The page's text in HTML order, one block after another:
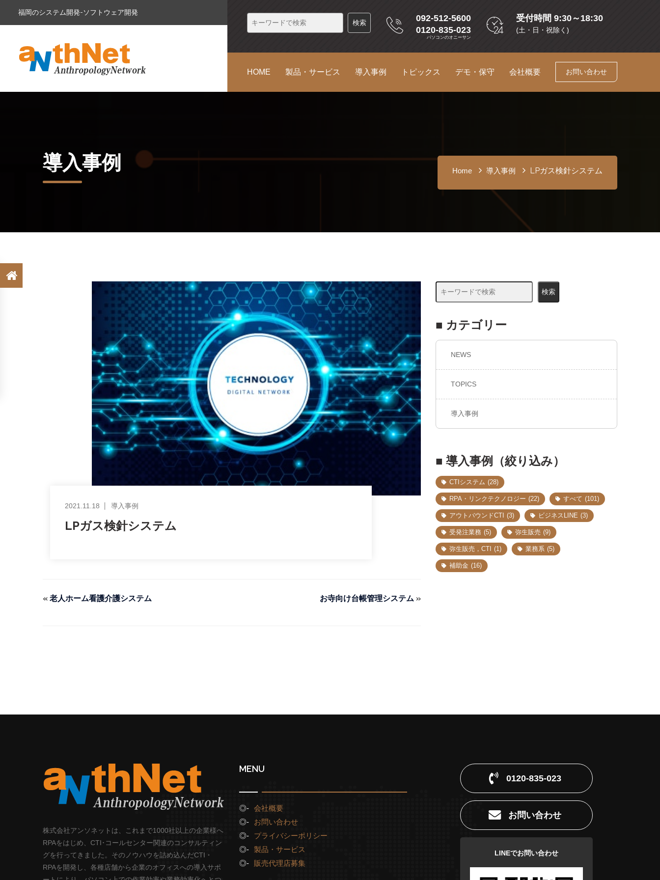
福岡のシステム開発-ソフトウェア開発
092-512-5600
0120-835-023
パソコンのオニーサン
受付時間 9:30～18:30
(土・日・祝除く)
HOME 製品・サービス 導入事例 トピックス デモ・保守 会社概要 お問い合わせ
導入事例 Home 導入事例 LPガス検針システム
2021.11.18 導入事例
LPガス検針システム
« 老人ホーム看護介護システム お寺向け台帳管理システム »
検索
■ カテゴリー
NEWS
TOPICS
導入事例
■ 導入事例（絞り込み）
CTIシステム (28)
RPA・リンクテクノロジー (22) すべて (101)
アウトバウンドCTI (3) ビジネスLINE (3)
受発注業務 (5) 弥生販売 (9)
弥生販売，CTI (1) 業務系 (5)
補助金 (16)
株式会社アンソネットは、これまで1000社以上の企業様へ
RPAをはじめ、CTI･コールセンター関連のコンサルティン
グを行ってきました。そのノウハウを詰め込んだCTI・
RPAを開発し、各種店舗から企業のオフィスへの導入サポ
MENU
会社概要
お問い合わせ
プライバシーポリシー
製品・サービス
販売代理店募集
0120-835-023
お問い合わせ
LINEでお問い合わせ